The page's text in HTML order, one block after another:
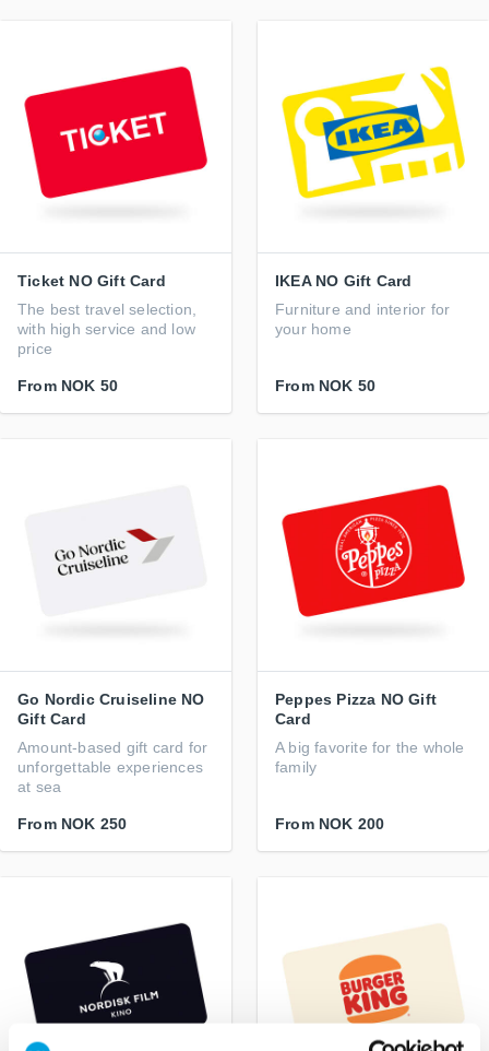
Ticket NO Gift Card
The best travel selection,
with high service and low
price
From NOK 50
IKEA NO Gift Card
Furniture and interior for
your home
From NOK 50
Go Nordic Cruiseline NO
Gift Card
Amount-based gift card for
unforgettable experiences
at sea
From NOK 250
Peppes Pizza NO Gift
Card
A big favorite for the whole
family
From NOK 200